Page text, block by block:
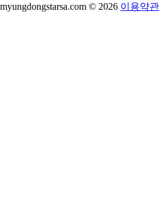
myungdongstarsa.com © 2026 이용약관